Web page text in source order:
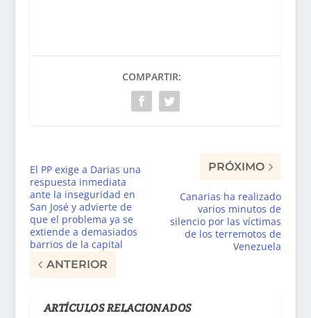
COMPARTIR:
El PP exige a Darias una
respuesta inmediata
ante la inseguridad en
San José y advierte de
que el problema ya se
extiende a demasiados
barrios de la capital
ANTERIOR
PRÓXIMO
Canarias ha realizado
varios minutos de
silencio por las víctimas
de los terremotos de
Venezuela
ARTÍCULOS RELACIONADOS